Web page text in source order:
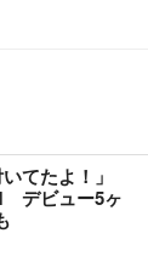
てたよ！」
デビュー5ヶ